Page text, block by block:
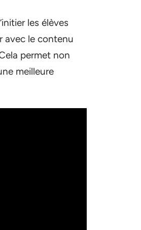
les élèves
avec le contenu
permet non
meilleure